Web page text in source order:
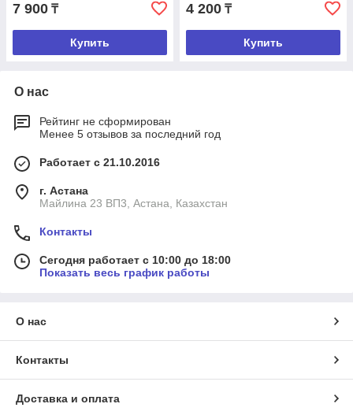
7 900 ₸
Купить
4 200 ₸
Купить
О нас
Рейтинг не сформирован
Менее 5 отзывов за последний год
Работает с 21.10.2016
г. Астана
Майлина 23 ВП3, Астана, Казахстан
Контакты
Сегодня работает с 10:00 до 18:00
Показать весь график работы
О нас
Контакты
Доставка и оплата